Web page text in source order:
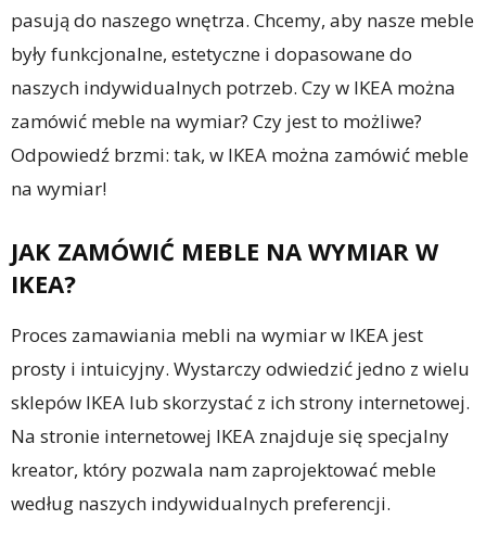
pasują do naszego wnętrza. Chcemy, aby nasze meble
były funkcjonalne, estetyczne i dopasowane do
naszych indywidualnych potrzeb. Czy w IKEA można
zamówić meble na wymiar? Czy jest to możliwe?
Odpowiedź brzmi: tak, w IKEA można zamówić meble
na wymiar!
JAK ZAMÓWIĆ MEBLE NA WYMIAR W
IKEA?
Proces zamawiania mebli na wymiar w IKEA jest
prosty i intuicyjny. Wystarczy odwiedzić jedno z wielu
sklepów IKEA lub skorzystać z ich strony internetowej.
Na stronie internetowej IKEA znajduje się specjalny
kreator, który pozwala nam zaprojektować meble
według naszych indywidualnych preferencji.